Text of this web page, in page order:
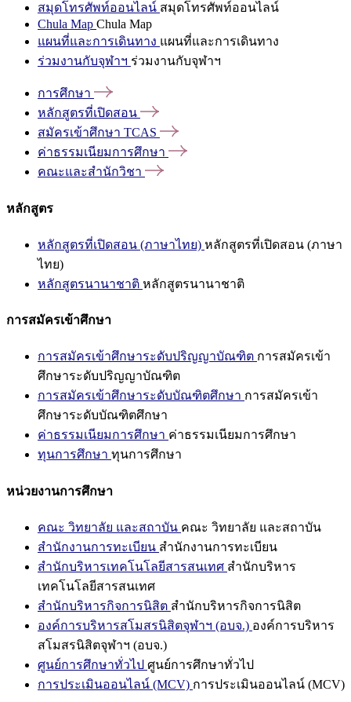
สมุดโทรศัพท์ออนไลน์ สมุดโทรศัพท์ออนไลน์
Chula Map Chula Map
แผนที่และการเดินทาง แผนที่และการเดินทาง
ร่วมงานกับจุฬาฯ ร่วมงานกับจุฬาฯ
การศึกษา
หลักสูตรที่เปิดสอน
สมัครเข้าศึกษา TCAS
ค่าธรรมเนียมการศึกษา
คณะและสำนักวิชา
หลักสูตร
หลักสูตรที่เปิดสอน (ภาษาไทย) หลักสูตรที่เปิดสอน (ภาษา
ไทย)
หลักสูตรนานาชาติ หลักสูตรนานาชาติ
การสมัครเข้าศึกษา
การสมัครเข้าศึกษาระดับปริญญาบัณฑิต การสมัครเข้า
ศึกษาระดับปริญญาบัณฑิต
การสมัครเข้าศึกษาระดับบัณฑิตศึกษา การสมัครเข้า
ศึกษาระดับบัณฑิตศึกษา
ค่าธรรมเนียมการศึกษา ค่าธรรมเนียมการศึกษา
ทุนการศึกษา ทุนการศึกษา
หน่วยงานการศึกษา
คณะ วิทยาลัย และสถาบัน คณะ วิทยาลัย และสถาบัน
สำนักงานการทะเบียน สำนักงานการทะเบียน
สำนักบริหารเทคโนโลยีสารสนเทศ สำนักบริหาร
เทคโนโลยีสารสนเทศ
สำนักบริหารกิจการนิสิต สำนักบริหารกิจการนิสิต
องค์การบริหารสโมสรนิสิตจุฬาฯ (อบจ.) องค์การบริหาร
สโมสรนิสิตจุฬาฯ (อบจ.)
ศูนย์การศึกษาทั่วไป ศูนย์การศึกษาทั่วไป
การประเมินออนไลน์ (MCV) การประเมินออนไลน์ (MCV)